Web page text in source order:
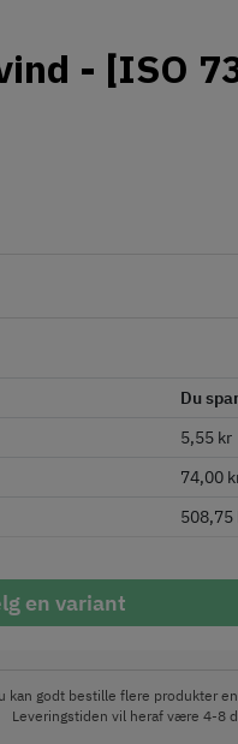
- [ISO
Du
5,55 kr
74,00
508,75
en variant
kan godt bestille flere produkter
Leveringstiden vil heraf være 4-8